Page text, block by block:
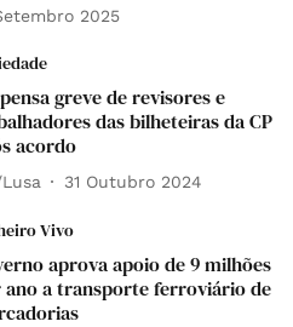
2025
greve de revisores e
das bilheteiras da CP
acordo
31 Outubro 2024
Vivo
aprova apoio de 9 milhões
ano a transporte ferroviário de